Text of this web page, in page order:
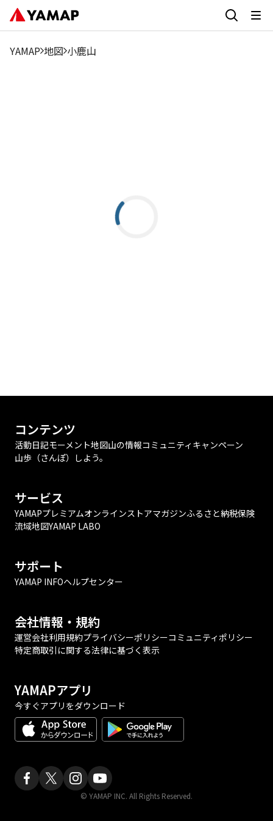
YAMAP 地図 小鹿山
コンテンツ
活動日記モーメント地図山の情報コミュニティ キャンペーン
山歩（さんぽ）しよう。
サービス
YAMAPプレミアムオンラインストアマガジンふるさと納税保険
流域地図YAMAP LABO
サポート
YAMAP INFOヘルプセンター
会社情報・規約
運営会社利用規約プライバシーポリシーコミュニティポリシー
特定商取引に関する法律に基づく表示
YAMAPアプリ
今すぐアプリをダウンロード
© YAMAP INC. All Rights Reserved.